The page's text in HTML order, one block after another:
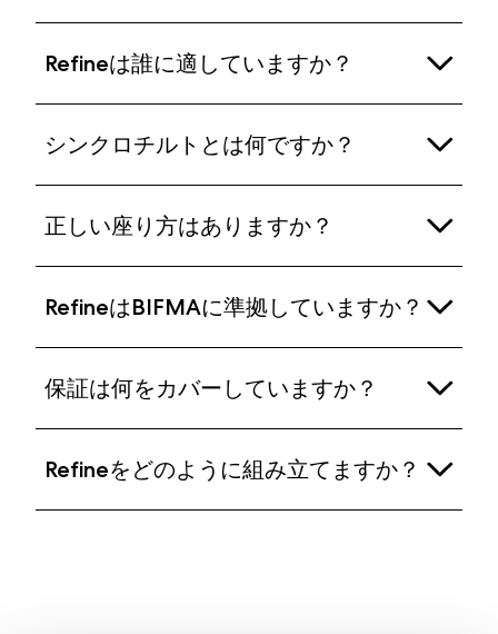
Refineは誰に適していますか？
イリッシュなゲーミングチェアのデザインを求める
すべての人に持続的な快適さを提供するように設計
されています。身長が1.65 m（5フィート2インチ）
から2.0 m（6フィート6インチ）、体重が
60kg（132ポンド/9.45ストーン）から125 kg（275
ポンド/19.6ストーン）の方にRefineをお勧めしま
シンクロチルトとは何ですか？
もたれだけが動くか、背もたれと座面が独立して動
くメカニズムを使用しています。これにより、椅子
が後ろに傾いたときに不快な隙間や不自然な体勢が
生じることがあります。Refineのシンクロチルトメ
カニズムは、座面と背もたれが体の自然な動きに合
わせて連動して動くことを可能にし、リクライニン
正しい座り方はありますか？
なります。Refineは、座っている間に体を十分にサ
ポートし、最も快適な姿勢を見つけるための多くの
調整機能を提供するように設計されています。
RefineはBIFMAに準拠していますか？
ついて厳密にテストされており、Bifma X5.1基準を
満たしています。RefineはEN1335-1基準も満たして
保証は何をカバーしていますか？
（例：張り地、腰部サポートパッド、アームキャッ
プ、ヘッドレスト）には3年間の保証を提供してい
Refineをどのように組み立てますか？